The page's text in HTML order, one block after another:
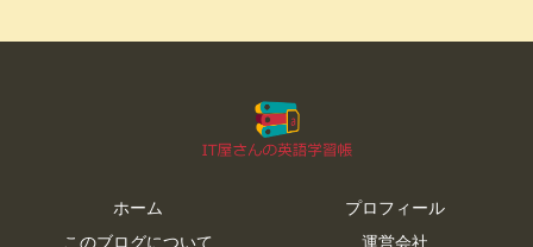
ホーム
プロフィール
このブログについて
運営会社